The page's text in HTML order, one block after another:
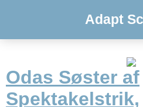
Adapt
Odas Søster af
Spektakelstrik,